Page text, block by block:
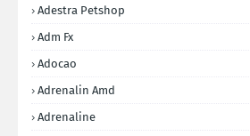
Adestra Petshop
Adm Fx
Adocao
Adrenalin Amd
Adrenaline